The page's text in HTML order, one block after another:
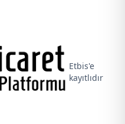
Etbis'e
kayıtlıdır